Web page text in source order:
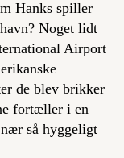
Hanks spiller
Noget lidt
Airport
de blev brikker
fortæller i en
så hyggeligt